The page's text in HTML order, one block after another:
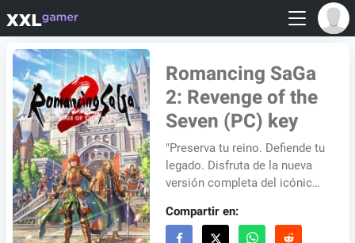
Romancing SaGa
2: Revenge of the
Seven (PC) key
"Preserva tu reino. Defiende tu
legado. Disfruta de la nueva
versión completa del icónico
Romancing SaGa 2, con
Romancing...
Compartir en: